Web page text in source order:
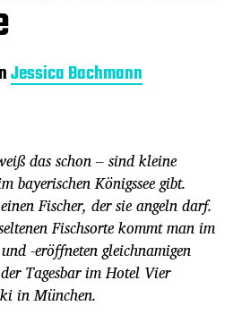
Jessica Bachmann
das schon – sind kleine
bayerischen Königssee gibt.
Fischer, der sie angeln darf.
Fischsorte kommt man im
-eröffneten gleichnamigen
Tagesbar im Hotel Vier
in München.